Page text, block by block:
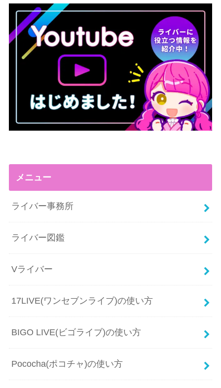
メニュー
ライバー事務所
ライバー図鑑
Vライバー
17LIVE(ワンセブンライブ)の使い方
BIGO LIVE(ビゴライブ)の使い方
Pococha(ポコチャ)の使い方